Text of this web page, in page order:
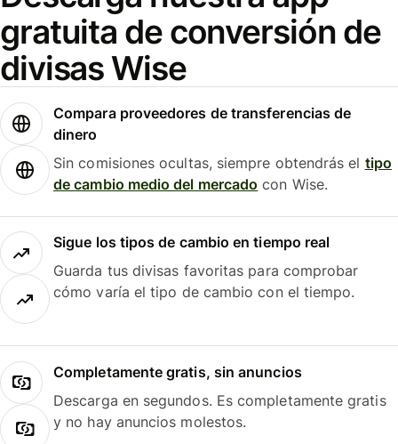
gratuita de conversión de
divisas Wise
Compara proveedores de transferencias de
dinero
Sin comisiones ocultas, siempre obtendrás el tipo
de cambio medio del mercado con Wise.
Sigue los tipos de cambio en tiempo real
Guarda tus divisas favoritas para comprobar
cómo varía el tipo de cambio con el tiempo.
Completamente gratis, sin anuncios
Descarga en segundos. Es completamente gratis
y no hay anuncios molestos.